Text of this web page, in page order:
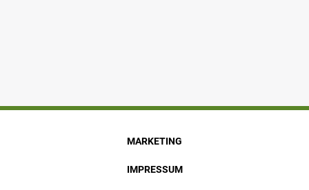
MARKETING
IMPRESSUM